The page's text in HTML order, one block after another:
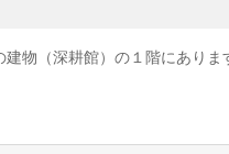
物（深耕館）の１階にありま